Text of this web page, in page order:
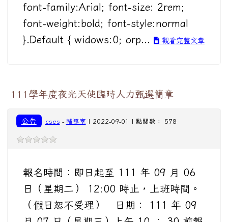
font-family:Arial; font-size: 2rem;
font-weight:bold; font-style:normal
}.Default { widows:0; orp...
觀看完整文章
111學年度夜光天使臨時人力甄選簡章
公告 cses - 輔導室 | 2022-09-01 | 點閱數： 578
報名時間：即日起至 111 年 09 月 06
日（星期二） 12:00 時止，上班時間。
（假日恕不受理） 日期： 111 年 09